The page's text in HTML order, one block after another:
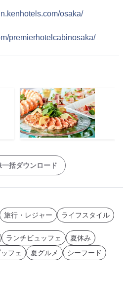
osaka/
premierhotelcabinosaka/
一括ダウンロード
旅行・レジャー ライフスタイル
ランチビュッフェ
夏休み
フェ 夏グルメ
シーフード